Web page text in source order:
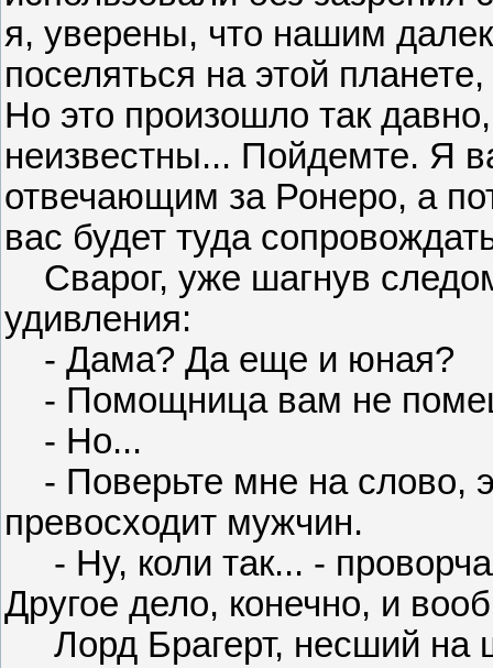
я, уверены, что нашим
поселяться на этой
Но это произошло так
неизвестны... Пойдемте. Я
отвечающим за Ронеро, а
вас будет туда
Сварог, уже шагнув
удивления:
- Дама? Да еще и юная?
- Помощница вам не
- Но...
- Поверьте мне на слово,
превосходит мужчин.
- Ну, коли так... -
Другое дело, конечно, и
Лорд Брагерт, несший на